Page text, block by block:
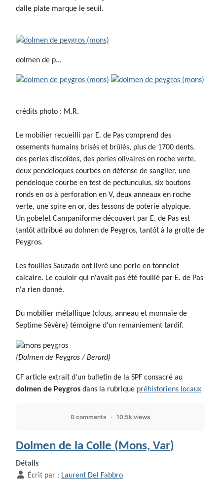
dalle plate marque le seuil.
dolmen de p...
crédits photo : M.R.
Le mobilier recueilli par E. de Pas comprend des
ossements humains brisés et brûlés, plus de 1700 dents,
des perles discoïdes, des perles olivaires en roche verte,
deux pendeloques courbes en défense de sanglier, une
pendeloque courbe en test de pectunculus, six boutons
ronds en os à perforation en V, deux anneaux en roche
verte, une spire en or, des tessons de poterie atypique.
Un gobelet Campaniforme découvert par E. de Pas est
tantôt attribué au dolmen de Peygros, tantôt à la grotte de
Peygros.
Les fouilles Sauzade ont livré une perle en tonnelet
calcaire. Le couloir qui n'avait pas été fouillé par E. de Pas
n'a rien donné.
Du mobilier métallique (clous, anneau et monnaie de
Septime Sévère) témoigne d'un remaniement tardif.
(Dolmen de Peygros / Berard)
CF article extrait d'un bulletin de la SPF consacré au
dolmen de Peygros dans la rubrique préhistoriens locaux
0 comments 10.5k views
Dolmen de la Colle (Mons, Var)
Détails
Écrit par : Laurent Del Fabbro